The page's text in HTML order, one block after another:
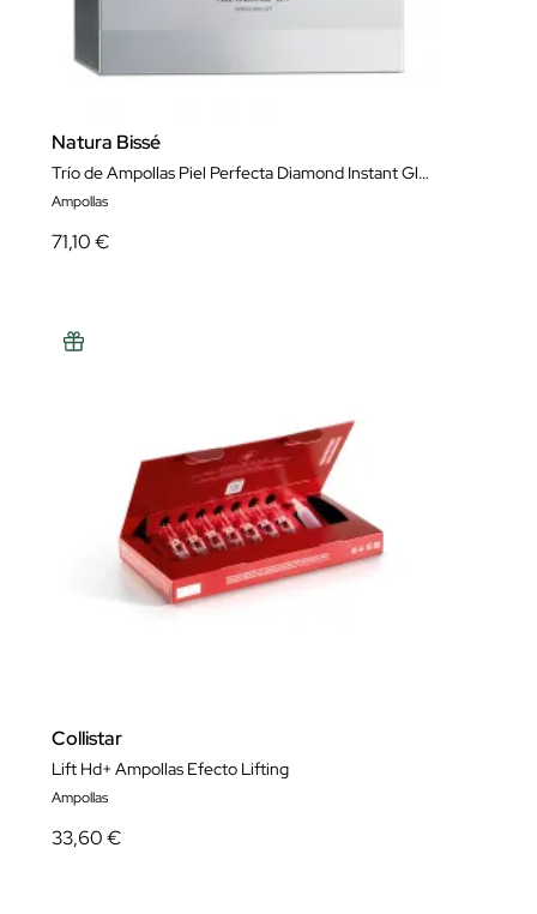
Natura Bissé
Trío de Ampollas Piel Perfecta Diamond Instant Glow 4 Tratamientos
Ampollas
71,10 €
Collistar
Lift Hd+ Ampollas Efecto Lifting
Ampollas
33,60 €